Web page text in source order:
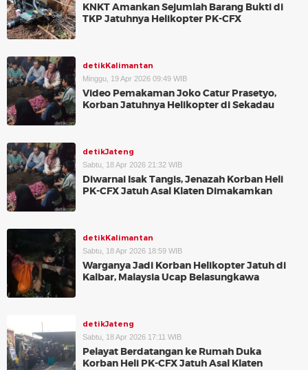
KNKT Amankan Sejumlah Barang Bukti di
TKP Jatuhnya Helikopter PK-CFX
detikKalimantan
Minggu, 19 Apr 2026 09:49 WIB
Video Pemakaman Joko Catur Prasetyo,
Korban Jatuhnya Helikopter di Sekadau
detikJateng
Sabtu, 18 Apr 2026 21:32 WIB
Diwarnai Isak Tangis, Jenazah Korban Heli
PK-CFX Jatuh Asal Klaten Dimakamkan
detikKalimantan
Sabtu, 18 Apr 2026 18:59 WIB
Warganya Jadi Korban Helikopter Jatuh di
Kalbar, Malaysia Ucap Belasungkawa
detikJateng
Sabtu, 18 Apr 2026 17:11 WIB
Pelayat Berdatangan ke Rumah Duka
Korban Heli PK-CFX Jatuh Asal Klaten